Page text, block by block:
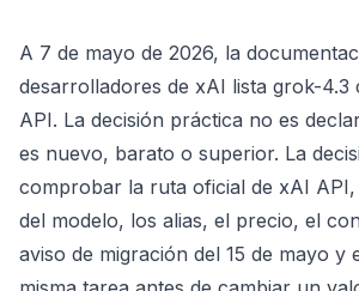
A 7 de mayo de 2026, la
desarrolladores de xAI lista grok-4.3
API. La decisión práctica no es
es nuevo, barato o superior. La
comprobar la ruta oficial de xAI
del modelo, los alias, el precio, el
aviso de migración del 15 de mayo y